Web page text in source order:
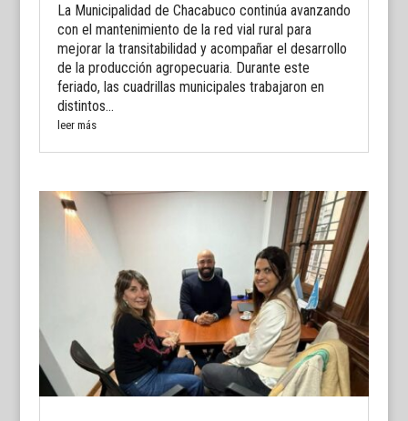
La Municipalidad de Chacabuco continúa avanzando
con el mantenimiento de la red vial rural para
mejorar la transitabilidad y acompañar el desarrollo
de la producción agropecuaria. Durante este
feriado, las cuadrillas municipales trabajaron en
distintos...
leer más